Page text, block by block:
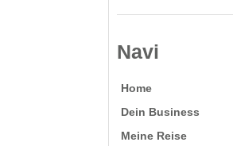
Navi
Home
Dein Business
Meine Reise